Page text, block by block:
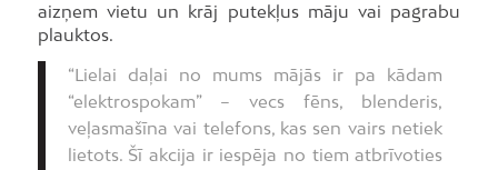
aizņem vietu un krāj putekļus māju vai pagrabu
plauktos.
“Lielai daļai no mums mājās ir pa kādam
“elektrospokam” – vecs fēns, blenderis,
veļasmašīna vai telefons, kas sen vairs netiek
lietots. Šī akcija ir iespēja no tiem atbrīvoties